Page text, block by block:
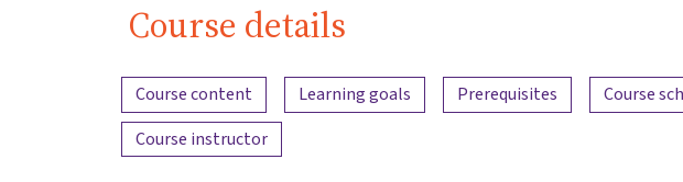
Course details
Content overview
Course content Learning goals Prerequisites Course
Course instructor